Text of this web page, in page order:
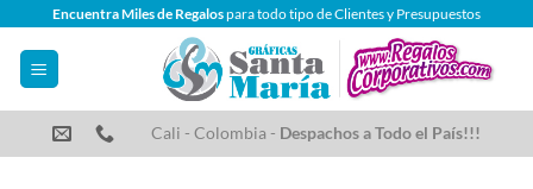
contenido
Encuentra Miles de Regalospara todo tipo de Clientes y Presupuestos
Cali - Colombia - Despachos a Todo el País!!!